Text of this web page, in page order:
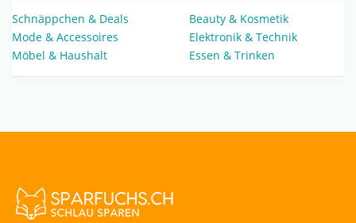
Schnäppchen & Deals
Beauty & Kosmetik
Mode & Accessoires
Elektronik & Technik
Möbel & Haushalt
Essen & Trinken